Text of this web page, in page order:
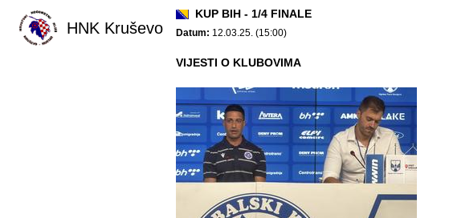
HNK Kruševo
KUP BIH - 1/4 FINALE
Datum: 12.03.25. (15:00)
VIJESTI O KLUBOVIMA